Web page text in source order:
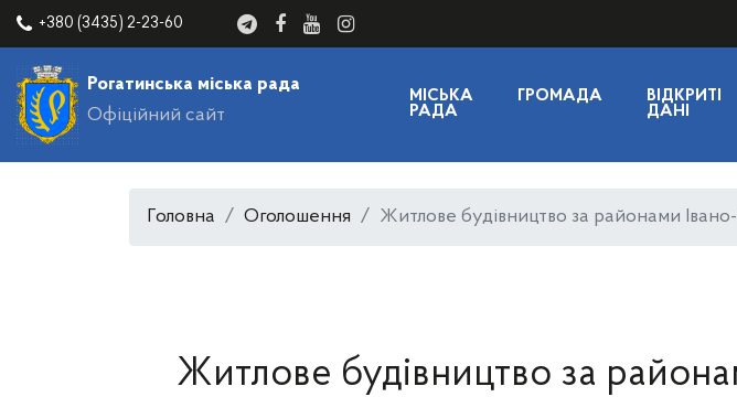
+380 (3435) 2-23-60
Рогатинська міська рада
Офіційний сайт
МІСЬКА
РАДА
ГРОМАДА
ВІДКРИТІ
ДАНІ
Головна Оголошення Житлове будівництво за районами Івано-
Житлове будівництво за